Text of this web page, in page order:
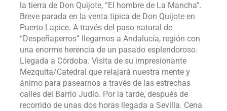
la tierra de Don Quijote, “El hombre de La Mancha”.
Breve parada en la venta típica de Don Quijote en
Puerto Lapice. A través del paso natural de
“Despeñaperros” llegamos a Andalucía, región con
una enorme herencia de un pasado esplendoroso.
Llegada a Córdoba. Visita de su impresionante
Mezquita/Catedral que relajará nuestra mente y
ánimo para pasearnos a través de las estrechas
calles del Barrio Judío. Por la tarde, después de
recorrido de unas dos horas llegada a Sevilla. Cena